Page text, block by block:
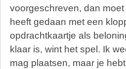
voorgeschreven, dan moet
heeft gedaan met een
opdrachtkaartje als
klaar is, wint het spel. Ik
mag plaatsen, maar je